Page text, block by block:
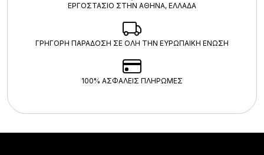
ΕΡΓΟΣΤΑΣΙΟ ΣΤΗΝ ΑΘΗΝΑ, ΕΛΛΑΔΑ
ΓΡΗΓΟΡΗ ΠΑΡΑΔΟΣΗ ΣΕ ΟΛΗ ΤΗΝ ΕΥΡΩΠΑΙΚΗ ΕΝΩΣΗ
100% ΑΣΦΑΛΕΊΣ ΠΛΗΡΩΜΈΣ